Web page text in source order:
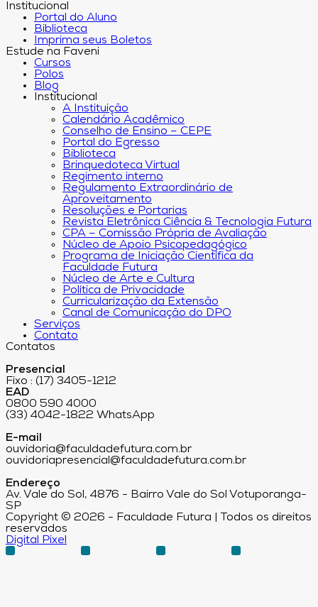
Institucional
Portal do Aluno
Biblioteca
Imprima seus Boletos
Estude na Faveni
Cursos
Polos
Blog
Institucional
A Instituição
Calendário Acadêmico
Conselho de Ensino – CEPE
Portal do Egresso
Biblioteca
Brinquedoteca Virtual
Regimento interno
Regulamento Extraordinário de
Aproveitamento
Resoluções e Portarias
Revista Eletrônica Ciência & Tecnologia Futura
CPA – Comissão Própria de Avaliação
Núcleo de Apoio Psicopedagógico
Programa de Iniciação Científica da
Faculdade Futura
Núcleo de Arte e Cultura
Política de Privacidade
Curricularização da Extensão
Canal de Comunicação do DPO
Serviços
Contato
Contatos
Presencial
Fixo : (17) 3405-1212
EAD
0800 590 4000
(33) 4042-1822 WhatsApp
E-mail
ouvidoria@faculdadefutura.com.br
ouvidoriapresencial@faculdadefutura.com.br
Endereço
Av. Vale do Sol, 4876 - Bairro Vale do Sol Votuporanga-
SP
Copyright © 2026 - Faculdade Futura | Todos os direitos
reservados
Digital Pixel